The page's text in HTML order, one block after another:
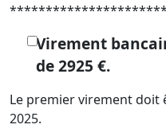
Virement
de 2925 €.
Le premier virement doit
2025.